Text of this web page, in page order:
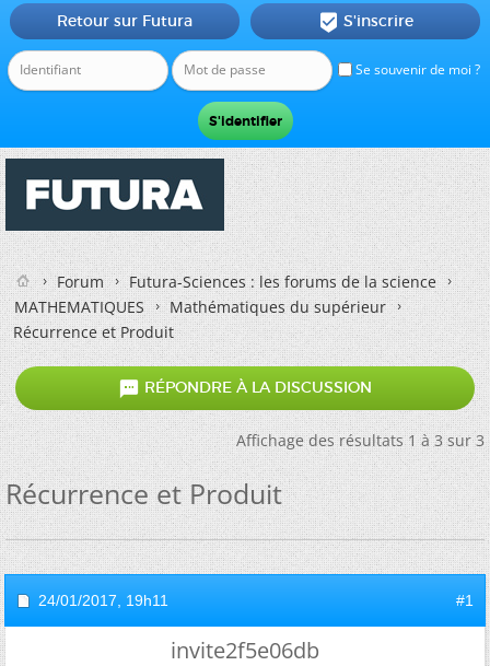
Se souvenir de moi ?
Retour sur Futura  S'inscrire
Forum
Futura-Sciences : les forums de la science
MATHEMATIQUES
Mathématiques du supérieur
Récurrence et Produit
 RÉPONDRE À LA DISCUSSION
Affichage des résultats 1 à 3 sur 3
Récurrence et Produit
24/01/2017, 19h11 #1
invite2f5e06db